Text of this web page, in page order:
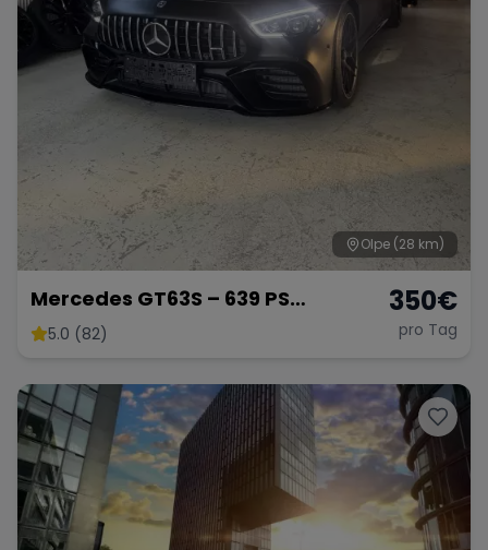
Olpe (28 km)
Mercedes GT63S – 639 PS
Luxussportwagen
5.0 (82)
350€
pro Tag